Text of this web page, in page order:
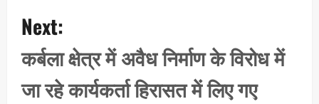
v
i
g
a
Next:
कर्बला क्षेत्र में अवैध निर्माण के विरोध में
जा रहे कार्यकर्ता हिरासत में लिए गए